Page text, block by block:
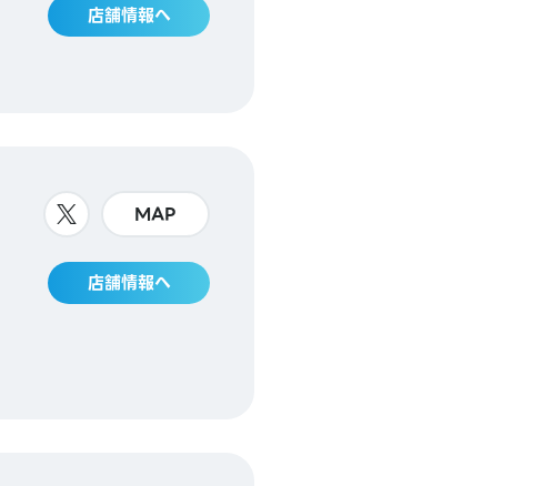
店舗情報へ
MAP
店舗情報へ